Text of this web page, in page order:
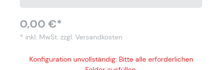
0,00 €*
* inkl. MwSt. zzgl. Versandkosten
Konfiguration unvollständig: Bitte alle erforderlichen